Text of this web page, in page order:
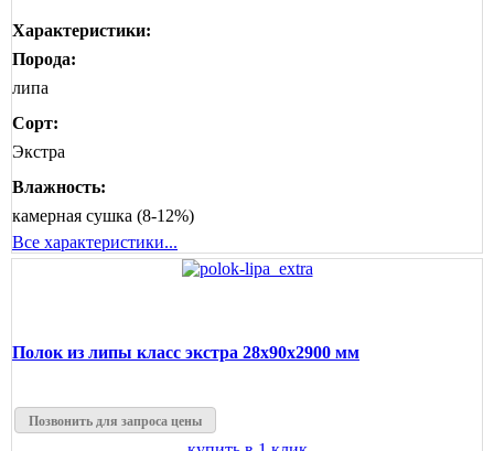
Характеристики:
Порода:
липа
Сорт:
Экстра
Влажность:
камерная сушка (8-12%)
Все характеристики...
Полок из липы класс экстра 28x90x2900 мм
Позвонить для запроса цены